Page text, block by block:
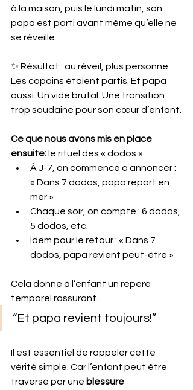
à la maison, puis le lundi matin, son
papa est parti avant même qu’elle ne
se réveille.
✨ Résultat : au réveil, plus personne.
Les copains étaient partis. Et papa
aussi. Un vide brutal. Une transition
trop soudaine pour son cœur d’enfant.
Ce que nous avons mis en place
ensuite: le rituel des « dodos »
À J-7, on commence à annoncer :
« Dans 7 dodos, papa repart en
mer »
Chaque soir, on compte : 6 dodos,
5 dodos, etc.
Idem pour le retour : « Dans 7
dodos, papa revient peut-être »
Cela donne à l’enfant un repère
temporel rassurant.
“Et papa revient toujours!”
Il est essentiel de rappeler cette
vérité simple. Car l’enfant peut être
traversé par une blessure